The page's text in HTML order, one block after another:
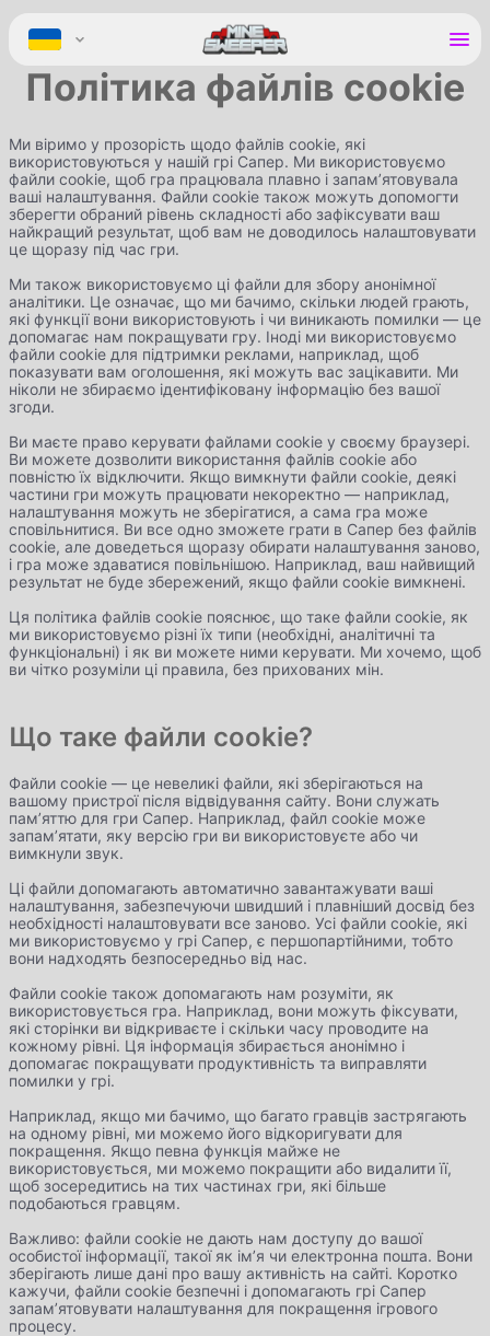
EN
DE
ES
FR
IT
PT
AR
Home
Guides
Політика файлів cookie
Ми віримо у прозорість щодо файлів cookie, які
використовуються у нашій грі Сапер. Ми використовуємо
файли cookie, щоб гра працювала плавно і запам’ятовувала
ваші налаштування. Файли cookie також можуть допомогти
зберегти обраний рівень складності або зафіксувати ваш
найкращий результат, щоб вам не доводилось налаштовувати
це щоразу під час гри.
Ми також використовуємо ці файли для збору анонімної
аналітики. Це означає, що ми бачимо, скільки людей грають,
які функції вони використовують і чи виникають помилки — це
допомагає нам покращувати гру. Іноді ми використовуємо
файли cookie для підтримки реклами, наприклад, щоб
показувати вам оголошення, які можуть вас зацікавити. Ми
ніколи не збираємо ідентифіковану інформацію без вашої
згоди.
Ви маєте право керувати файлами cookie у своєму браузері.
Ви можете дозволити використання файлів cookie або
повністю їх відключити. Якщо вимкнути файли cookie, деякі
частини гри можуть працювати некоректно — наприклад,
налаштування можуть не зберігатися, а сама гра може
сповільнитися. Ви все одно зможете грати в Сапер без файлів
cookie, але доведеться щоразу обирати налаштування заново,
і гра може здаватися повільнішою. Наприклад, ваш найвищий
результат не буде збережений, якщо файли cookie вимкнені.
Ця політика файлів cookie пояснює, що таке файли cookie, як
ми використовуємо різні їх типи (необхідні, аналітичні та
функціональні) і як ви можете ними керувати. Ми хочемо, щоб
ви чітко розуміли ці правила, без прихованих мін.
Що таке файли cookie?
Файли cookie — це невеликі файли, які зберігаються на
вашому пристрої після відвідування сайту. Вони служать
пам’яттю для гри Сапер. Наприклад, файл cookie може
запам’ятати, яку версію гри ви використовуєте або чи
вимкнули звук.
Ці файли допомагають автоматично завантажувати ваші
налаштування, забезпечуючи швидший і плавніший досвід без
необхідності налаштовувати все заново. Усі файли cookie, які
ми використовуємо у грі Сапер, є першопартійними, тобто
вони надходять безпосередньо від нас.
Файли cookie також допомагають нам розуміти, як
використовується гра. Наприклад, вони можуть фіксувати,
які сторінки ви відкриваєте і скільки часу проводите на
кожному рівні. Ця інформація збирається анонімно і
допомагає покращувати продуктивність та виправляти
помилки у грі.
Наприклад, якщо ми бачимо, що багато гравців застрягають
на одному рівні, ми можемо його відкоригувати для
покращення. Якщо певна функція майже не
використовується, ми можемо покращити або видалити її,
щоб зосередитись на тих частинах гри, які більше
подобаються гравцям.
Важливо: файли cookie не дають нам доступу до вашої
особистої інформації, такої як ім’я чи електронна пошта. Вони
зберігають лише дані про вашу активність на сайті. Коротко
кажучи, файли cookie безпечні і допомагають грі Сапер
запам’ятовувати налаштування для покращення ігрового
процесу.